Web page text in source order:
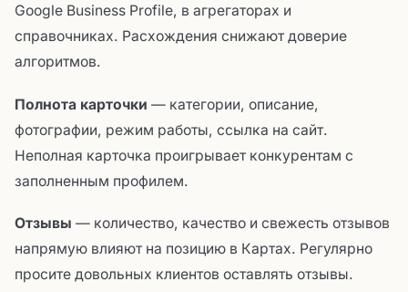
Google Business Profile, в агрегаторах и
справочниках. Расхождения снижают доверие
алгоритмов.
Полнота карточки — категории, описание,
фотографии, режим работы, ссылка на сайт.
Неполная карточка проигрывает конкурентам с
заполненным профилем.
Отзывы — количество, качество и свежесть отзывов
напрямую влияют на позицию в Картах. Регулярно
просите довольных клиентов оставлять отзывы.